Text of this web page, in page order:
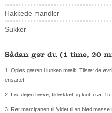
Hakkede mandler
Sukker
Sådan gør du (1 time, 20
1. Opløs gæren i lunken mælk. Tilsæt de
ensartet.
2. Lad dejen hæve, tildækket og lunt, i ca. 15
3. Rør marcipanen til fyldet til en blød masse